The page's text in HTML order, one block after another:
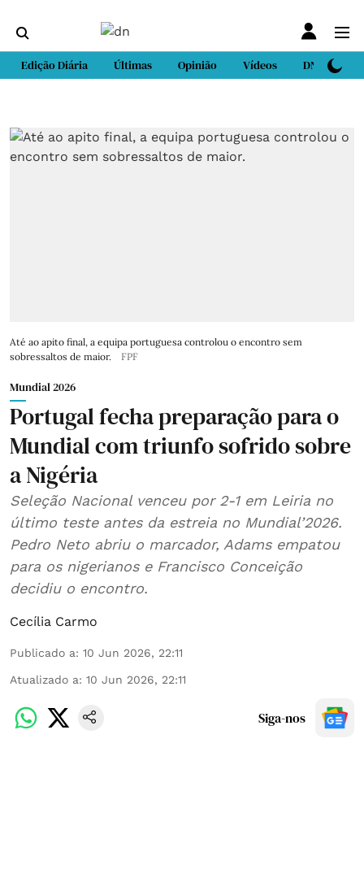
Edição Diária Últimas Opinião Vídeos DN Sport
Até ao apito final, a equipa portuguesa controlou o encontro sem
sobressaltos de maior.
FPF
Mundial 2026
Portugal fecha preparação para o
Mundial com triunfo sofrido sobre
a Nigéria
Seleção Nacional venceu por 2-1 em Leiria no
último teste antes da estreia no Mundial’2026.
Pedro Neto abriu o marcador, Adams empatou
para os nigerianos e Francisco Conceição
decidiu o encontro.
Cecília Carmo
Publicado a: 10 Jun 2026, 22:11
Atualizado a: 10 Jun 2026, 22:11
Siga-nos